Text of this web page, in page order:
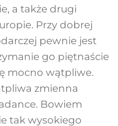
a także drugi
Przy dobrej
pewnie jest
go piętnaście
mocno wątpliwe.
zmienna
Bowiem
tak wysokiego